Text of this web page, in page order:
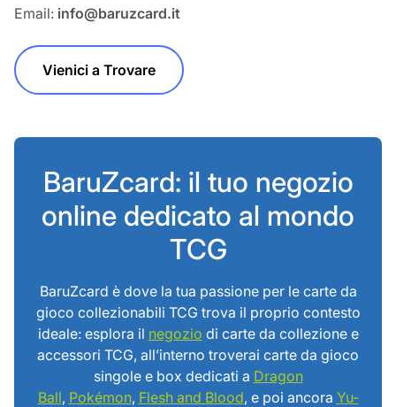
Email: info@baruzcard.it
Vienici a Trovare
BaruZcard: il tuo negozio
online dedicato al mondo
TCG
BaruZcard è dove la tua passione per le carte da
gioco collezionabili TCG trova il proprio contesto
ideale: esplora il negozio di carte da collezione e
accessori TCG, all’interno troverai carte da gioco
singole e box dedicati a Dragon
Ball, Pokémon, Flesh and Blood, e poi ancora Yu-